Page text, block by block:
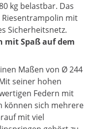
kg belastbar. Das
mit
Sicherheitsnetz.
mit Spaß auf dem
Maßen von Ø 244
seiner hohen
Federn mit
können sich mehrere
mit viel